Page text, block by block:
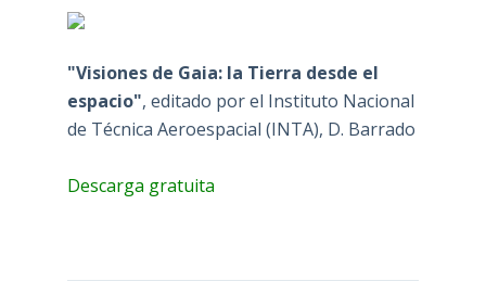
"Visiones de Gaia: la Tierra desde el
espacio", editado por el Instituto Nacional
de Técnica Aeroespacial (INTA), D. Barrado
Descarga gratuita